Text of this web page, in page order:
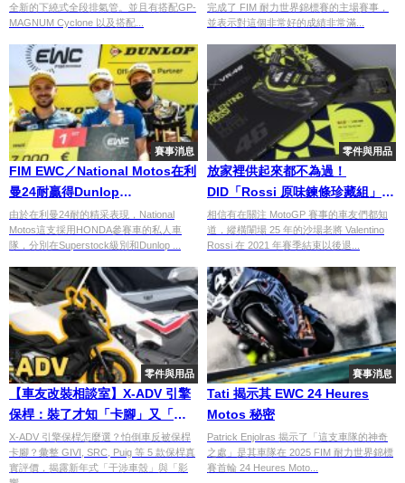
全新的下繞式全段排氣管。並且有搭配GP-
MAGNUM Cyclone 以及搭配...
完成了 FIM 耐力世界錦標賽的主場賽事，
並表示對這個非常好的成績非常滿...
賽事消息
FIM EWC／National Motos在利
曼24耐贏得Dunlop
Independent Trophy
由於在利曼24耐的精采表現，National
Motos這支採用HONDA參賽車的私人車
隊，分別在Superstock級別和Dunlop ...
零件與用品
放家裡供起來都不為過！
DID「Rossi 原味鍊條珍藏組」開
箱
相信有在關注 MotoGP 賽事的車友們都知
道，縱橫闈場 25 年的沙場老將 Valentino
Rossi 在 2021 年賽季結束以後退...
零件與用品
【車友改裝相談室】X-ADV 引擎
保桿：裝了才知「卡腳」又「卡
殼」？車友的「CP值」與「安裝
陷阱」血淚匯總
X-ADV 引擎保桿怎麼選？怕倒車反被保桿
卡腳？彙整 GIVI, SRC, Puig 等 5 款保桿真
實評價，揭露新年式「干涉車殼」與「影
賽事消息
Tati 揭示其 EWC 24 Heures
Motos 秘密
Patrick Enjolras 揭示了「這支車隊的神奇
之處」是其車隊在 2025 FIM 耐力世界錦標
賽首輪 24 Heures Moto...